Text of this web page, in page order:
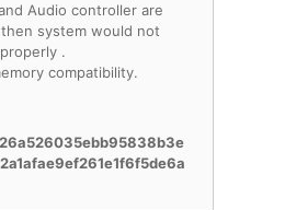
Audio controller are
system would not
.
compatibility.